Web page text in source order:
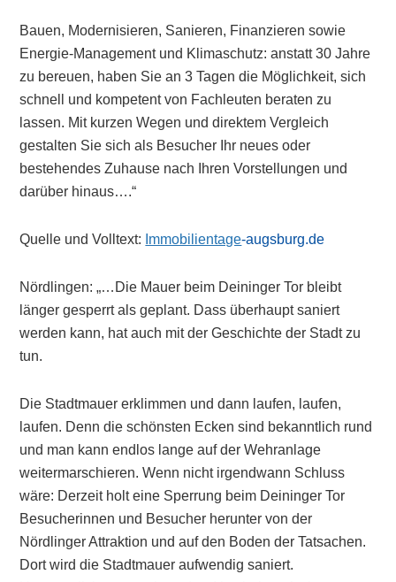
Bauen, Modernisieren, Sanieren, Finanzieren sowie
Energie-Management und Klimaschutz: anstatt 30 Jahre
zu bereuen, haben Sie an 3 Tagen die Möglichkeit, sich
schnell und kompetent von Fachleuten beraten zu
lassen. Mit kurzen Wegen und direktem Vergleich
gestalten Sie sich als Besucher Ihr neues oder
bestehendes Zuhause nach Ihren Vorstellungen und
darüber hinaus….“
Quelle und Volltext: Immobilientage-augsburg.de
Nördlingen: „…Die Mauer beim Deininger Tor bleibt
länger gesperrt als geplant. Dass überhaupt saniert
werden kann, hat auch mit der Geschichte der Stadt zu
tun.
Die Stadtmauer erklimmen und dann laufen, laufen,
laufen. Denn die schönsten Ecken sind bekanntlich rund
und man kann endlos lange auf der Wehranlage
weitermarschieren. Wenn nicht irgendwann Schluss
wäre: Derzeit holt eine Sperrung beim Deininger Tor
Besucherinnen und Besucher herunter von der
Nördlinger Attraktion und auf den Boden der Tatsachen.
Dort wird die Stadtmauer aufwendig saniert.